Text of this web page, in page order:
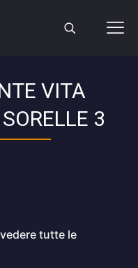
VITA
3
tutte le